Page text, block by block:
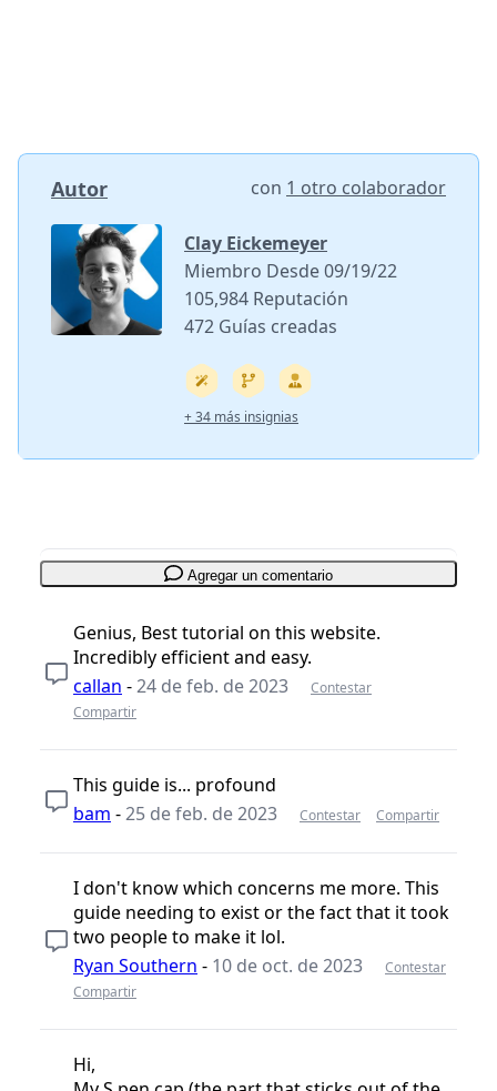
Autor con 1 otro colaborador
Clay Eickemeyer
Miembro Desde 09/19/22
105,984 Reputación
472 Guías creadas
+ 34 más insignias
Agregar un comentario
Genius, Best tutorial on this website.
Incredibly efficient and easy.
callan -24 de feb. de 2023
Contestar
Compartir
This guide is... profound
bam -25 de feb. de 2023 Contestar Compartir
I don't know which concerns me more. This
guide needing to exist or the fact that it took
two people to make it lol.
Ryan Southern - 10 de oct. de 2023
Contestar
Compartir
Hi,